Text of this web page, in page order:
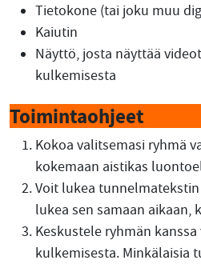
Tietokone (tai joku muu
Kaiutin
Näyttö, josta näyttää
kulkemisesta
Toimintaohjeet
Kokoa valitsemasi ryhmä
kokemaan aistikas
Voit lukea
lukea sen samaan aikaan,
Keskustele ryhmän
kulkemisesta. Minkälaisia